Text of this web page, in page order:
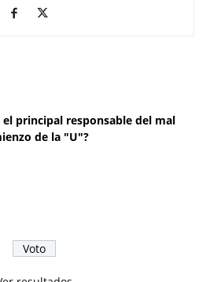
el principal responsable del mal
de la "U"?